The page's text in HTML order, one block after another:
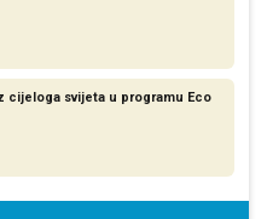
cijeloga svijeta u programu Eco